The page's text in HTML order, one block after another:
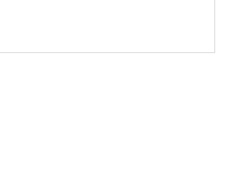
場咲希（代々木高2年）ら日